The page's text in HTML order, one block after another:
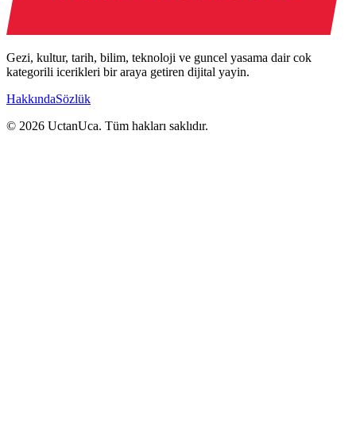
Gezi, kultur, tarih, bilim, teknoloji ve guncel yasama dair cok
kategorili icerikleri bir araya getiren dijital yayin.
HakkındaSözlük
© 2026 UctanUca. Tüm hakları saklıdır.